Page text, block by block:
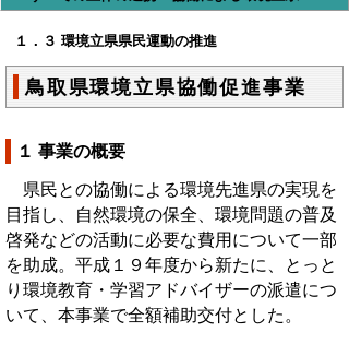
１．３ 環境立県県民運動の推進
鳥取県環境立県協働促進事業
１ 事業の概要
県民との協働による環境先進県の実現を
目指し、自然環境の保全、環境問題の普及
啓発などの活動に必要な費用について一部
を助成。平成１９年度から新たに、とっと
り環境教育・学習アドバイザーの派遣につ
いて、本事業で全額補助交付とした。